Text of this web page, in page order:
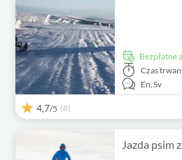
Czas
En,Sv
4,7/5 (8)
Jazda psim